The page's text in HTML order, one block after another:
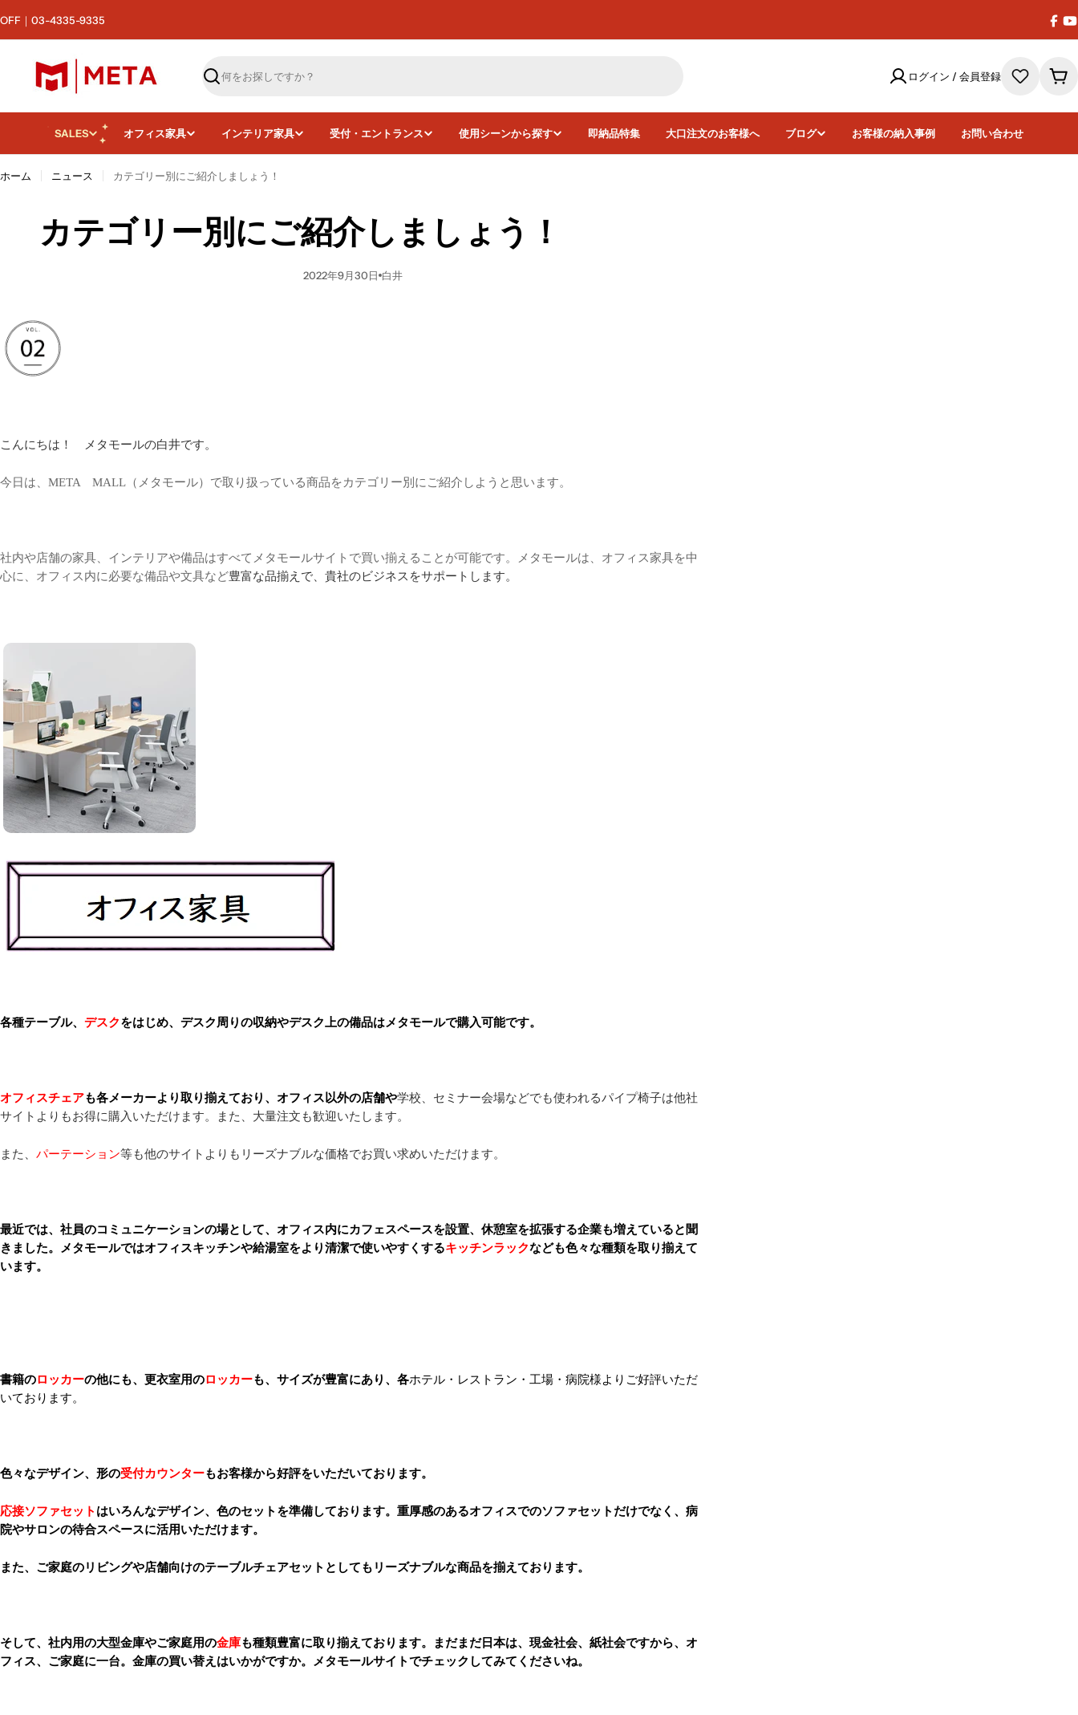
ン
テ
プ
｜03-4335-9335
検
ログイン / 会員登録
カ
ト
SALES
オフィス家具 インテリア家具 受付・エントランス 使用シーンから探す 即納品特集 大口注文のお客様へ ブログ お客様の納入事例 お問い合わせ
ホーム ニュース カテゴリー別にご紹介しましょう！
カテゴリー別にご紹介しましょう！
2022年9月30日 白井
こんにちは！ メタモールの白井です。
今日は、 META MALL（メタモール）で取り扱っている商品をカテゴリー別にご紹介しようと思います。
社内や店舗の家具、インテリアや備品はすべてメタモールサイトで買い揃えることが可能です。メタモールは、オフィス家具を中
心に、オフィス内に必要な備品や文具など豊富な品揃えで、貴社のビジネスをサポートします。
各種テーブル、 デスクをはじめ、デスク周りの収納やデスク上の備品はメタモールで購入可能です。
オフィスチェアも各メーカーより取り揃えており、オフィス以外の店舗や学校、セミナー会場などでも使われるパイプ椅子は他社
サイトよりもお得に購入いただけます。また、大量注文も歓迎いたします。
また、 パーテーション等も他のサイトよりもリーズナブルな価格でお買い求めいただけます。
最近では、社員のコミュニケーションの場として、オフィス内にカフェスペースを設置、休憩室を拡張する企業も増えていると聞
きました。メタモールではオフィスキッチンや給湯室をより清潔で使いやすくするキッチンラックなども色々な種類を取り揃えて
います。
書籍のロッカーの他にも、更衣室用のロッカーも、サイズが豊富にあり、 各ホテル・レストラン・工場・病院様よりご好評いただ
いております。
色々なデザイン、形の受付カウンターもお客様から好評をいただいております。
応接ソファセット はいろんなデザイン、色のセットを準備しております。重厚感のあるオフィスでのソファセットだけでなく、病
院やサロンの待合スペースに活用いただけます。
また、ご家庭のリビングや店舗向けのテーブルチェアセットとしてもリーズナブルな商品を揃えております。
そして、社内用の大型金庫やご家庭用の金庫も種類豊富に取り揃えております。まだまだ日本は、現金社会、紙社会ですから、オ
フィス、ご家庭に一台。金庫の買い替えはいかがですか。メタモールサイトでチェックしてみてくださいね。